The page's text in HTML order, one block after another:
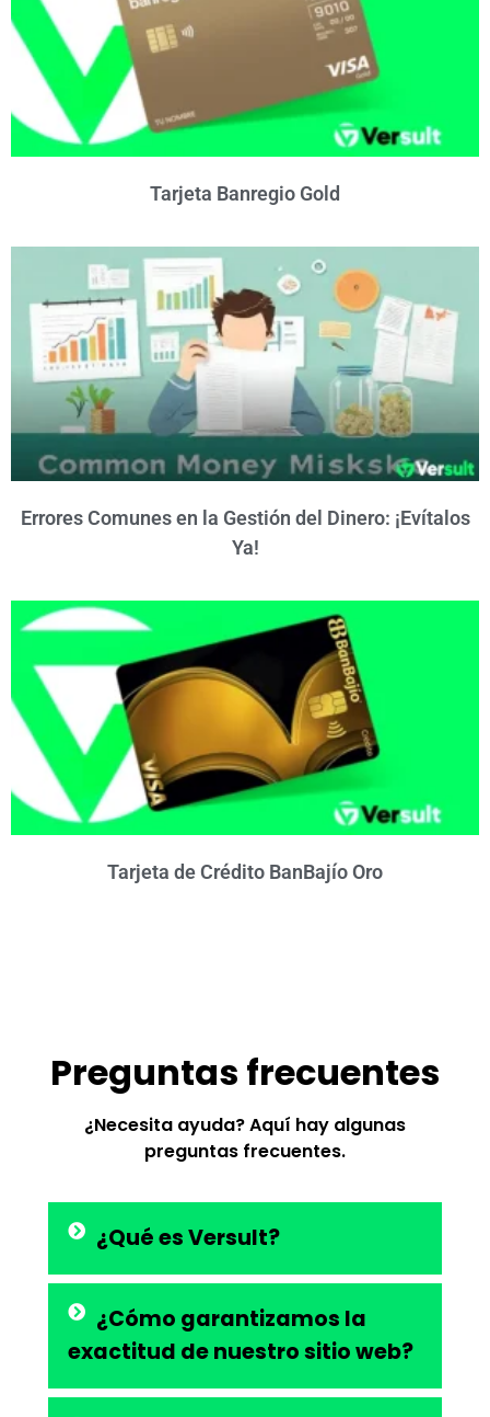
Tarjeta Banregio Gold
Errores Comunes en la Gestión del Dinero: ¡Evítalos
Ya!
Tarjeta de Crédito BanBajío Oro
Preguntas frecuentes
¿Necesita ayuda? Aquí hay algunas
preguntas frecuentes.
¿Qué es Versult?
¿Cómo garantizamos la
exactitud de nuestro sitio web?